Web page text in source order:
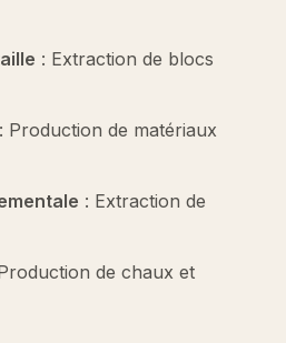
: Extraction de blocs
: Production de matériaux
: Extraction de
de chaux et